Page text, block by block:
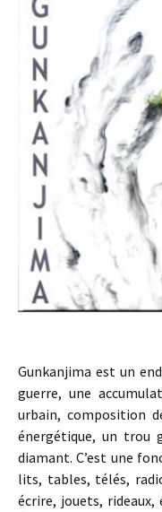
Gunkanjima est un
guerre, une
urbain, composition
énergétique, un trou
diamant. C’est une
lits, tables, télés,
écrire, jouets, rideaux,